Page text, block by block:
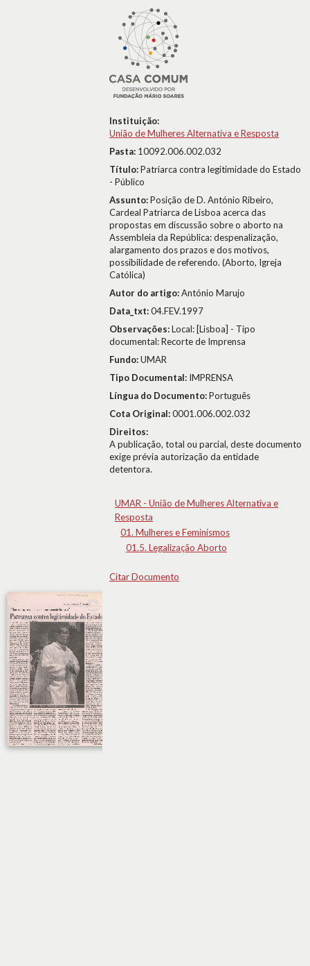
Instituição:
União de Mulheres Alternativa e Resposta
Pasta: 10092.006.002.032
Título:Patriarca contra legitimidade do Estado
- Público
Assunto:Posição de D. António Ribeiro,
Cardeal Patriarca de Lisboa acerca das
propostas em discussão sobre o aborto na
Assembleia da República: despenalização,
alargamento dos prazos e dos motivos,
possibilidade de referendo. (Aborto, Igreja
Católica)
Autor do artigo:António Marujo
Data_txt:04.FEV.1997
Observações:Local: [Lisboa] - Tipo
documental: Recorte de Imprensa
Fundo:UMAR
Tipo Documental: IMPRENSA
Língua do Documento:Português
Cota Original:0001.006.002.032
Direitos:
A publicação, total ou parcial, deste documento
exige prévia autorização da entidade
detentora.
UMAR - União de Mulheres Alternativa e
Resposta
01. Mulheres e Feminismos
01.5. Legalização Aborto
Citar Documento